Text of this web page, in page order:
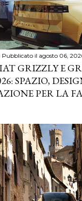
Pubblicato il agosto 06,
GRIZZLY E
SPAZIO,
PER LA